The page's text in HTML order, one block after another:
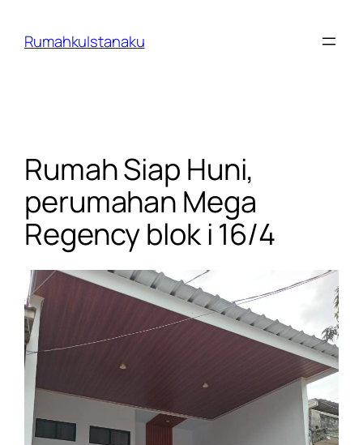
contentRumahkuIstanaku
Rumah Siap Huni,
perumahan Mega
Regency blok i 16/4